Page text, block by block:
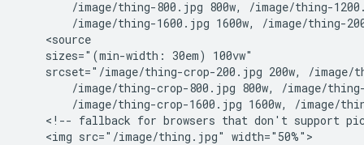
/image/thing-800.jpg 800w, /image/thing-
/image/thing-1600.jpg 1600w, /image/thing-
    <source
    sizes="(min-width: 30em) 100vw"
srcset="/image/thing-crop-200.jpg 200w, /image/
/image/thing-crop-800.jpg 800w, /image/
/image/thing-crop-1600.jpg 1600w, /image/
<!-- fallback for browsers that don't support
    <img src="/image/thing.jpg" width="50%">